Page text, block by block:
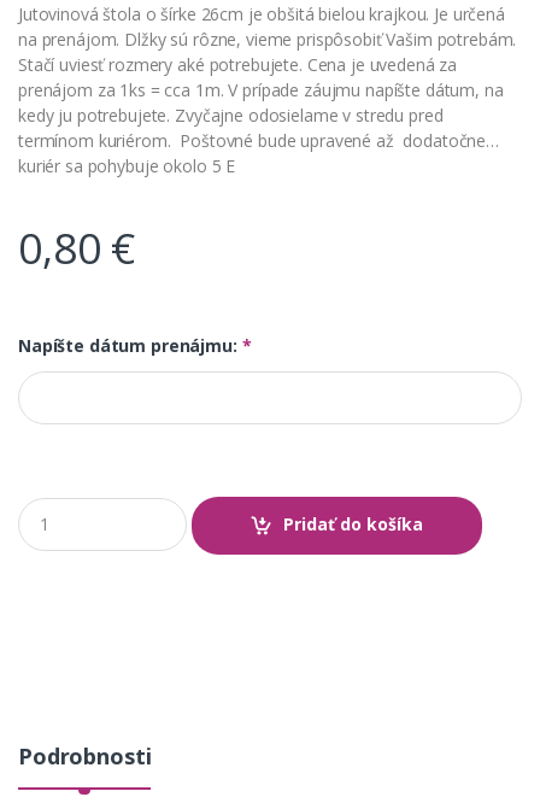
Jutovinová štola o šírke 26cm je obšitá bielou krajkou. Je určená
na prenájom. Dlžky sú rôzne, vieme prispôsobiť Vašim potrebám.
Stačí uviesť rozmery aké potrebujete. Cena je uvedená za
prenájom za 1ks = cca 1m. V prípade záujmu napíšte dátum, na
kedy ju potrebujete. Zvyčajne odosielame v stredu pred
termínom kuriérom. Poštovné bude upravené až dodatočne…
kuriér sa pohybuje okolo 5 E
0,80 €
Napíšte dátum prenájmu: *
Q
u
a
Pridať do košíka
Podrobnosti